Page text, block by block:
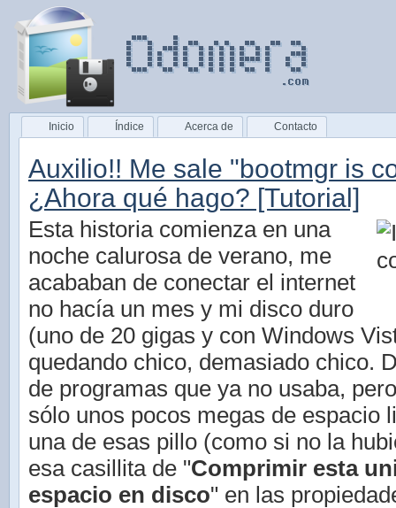
Inicio Índice Acerca de Contacto
Auxilio!! Me sale "bootmgr is
¿Ahora qué hago? [Tutorial]
Esta historia comienza en una
noche calurosa de verano, me
acababan de conectar el internet
no hacía un mes y mi disco duro
(uno de 20 gigas y con Windows
quedando chico, demasiado chico.
de programas que ya no usaba,
sólo unos pocos megas de espacio
una de esas pillo (como si no la
esa casillita de "Comprimir esta
espacio en disco" en las